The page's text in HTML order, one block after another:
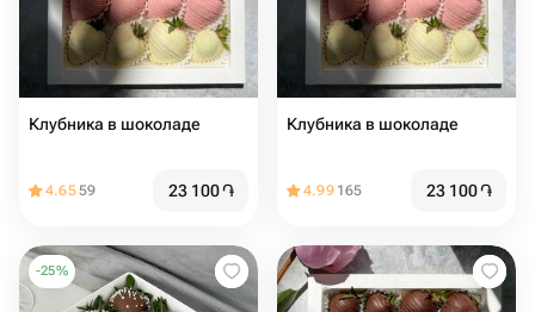
Клубника в шоколаде
4.6559 23 100֏
Клубника в шоколаде
4.99 165 23 100֏
-25%